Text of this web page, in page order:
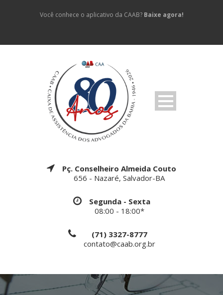
Você conhece o aplicativo da CAAB? Baixe agora!
Pç. Conselheiro Almeida Couto
656 - Nazaré, Salvador-BA
Segunda - Sexta
08:00 - 18:00*
(71) 3327-8777
contato@caab.org.br